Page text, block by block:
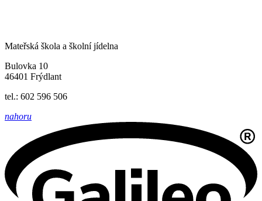
Mateřská škola a školní jídelna
Bulovka 10
46401 Frýdlant
tel.: 602 596 506
nahoru